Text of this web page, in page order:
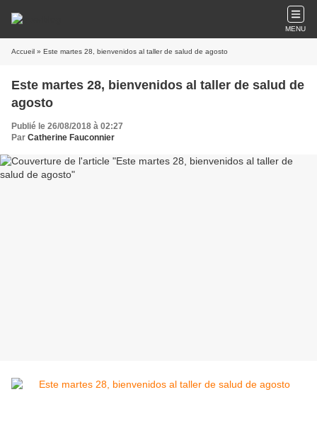
MENU
Accueil » Este martes 28, bienvenidos al taller de salud de agosto
Este martes 28, bienvenidos al taller de salud de
agosto
Publié le 26/08/2018 à 02:27
Par Catherine Fauconnier